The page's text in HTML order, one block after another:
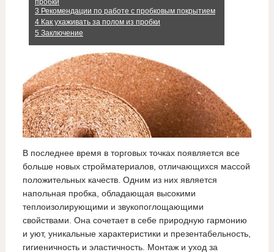
пробки
3 Рекомендации по работе с пробковым покрытием
4Как ухаживать за полом из пробки
5 Заключение
В последнее время в торговых точках появляется все
больше новых стройматериалов, отличающихся массой
положительных качеств. Одним из них является
напольная пробка, обладающая высокими
теплоизолирующими и звукопоглощающими
свойствами. Она сочетает в себе природную гармонию
и уют, уникальные характеристики и презентабельность,
гигиеничность и эластичность. Монтаж и уход за